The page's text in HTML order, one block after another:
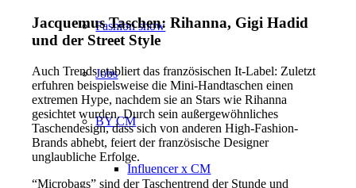
Fashion show
Jobs
BY CM
Influencer x CM
Jacquemus Taschen: Rihanna, Gigi Hadid
und der Street Style
Auch Trends etabliert das französischen It-Label: Zuletzt
erfuhren beispielsweise die Mini-Handtaschen einen
extremen Hype, nachdem sie an Stars wie Rihanna
gesichtet wurden. Durch sein außergewöhnliches
Taschendesign, dass sich von anderen High-Fashion-
Brands abhebt, feiert der französische Designer
unglaubliche Erfolge.
“Microbags” sind der Taschentrend der Stunde und